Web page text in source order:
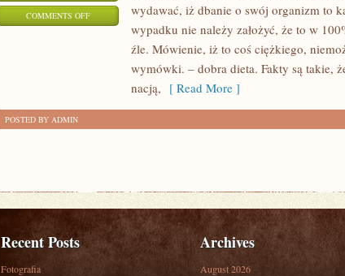
COMMENTS OFFON
TRĄDZIKU?
wydawać, iż dbanie o swój organizm to
wypadku nie należy założyć, że to w
źle. Mówienie, iż to coś ciężkiego,
wymówki. – dobra dieta. Fakty są takie,
nacją, [ Read More ]
POSTED BY ADMIN
Recent Posts
Fotografia
Archives
August 2026